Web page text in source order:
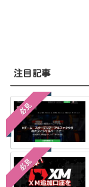
注目記事
必見
必見